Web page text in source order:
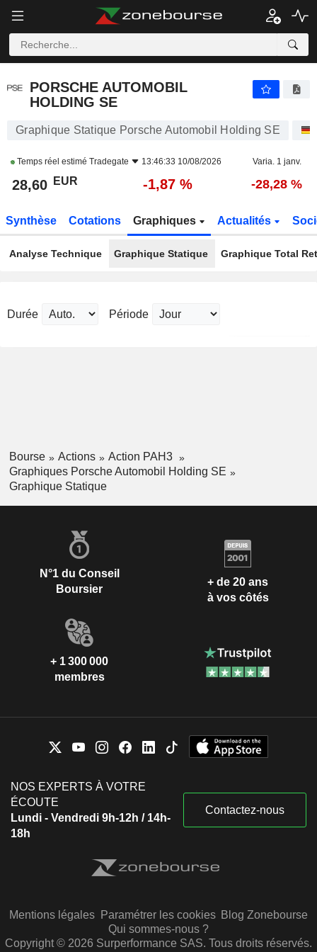
PORSCHE AUTOMOBIL
HOLDING SE
Graphique Statique Porsche Automobil Holding SE
Temps réel estimé Tradegate 13:46:33 10/08/2026 Varia. 1 janv.
28,60 EUR -1,87 % -28,28 %
Synthèse Cotations Graphiques Actualités
Analyse Technique Graphique Statique Graphique Total
Durée Période
Bourse Actions
Action PAH3
Graphiques Porsche Automobil Holding SE
Graphique Statique
N°1 du Conseil
Boursier
+ de 20 ans
à vos côtés
+ 1 300 000
membres
NOS EXPERTS À VOTRE
ÉCOUTE
Lundi - Vendredi 9h-12h / 14h-
18h
Contactez-nous
Mentions légales Paramétrer les cookies Blog Zonebourse
Qui sommes-nous ?
Copyright © 2026 Surperformance SAS. Tous droits réservés.